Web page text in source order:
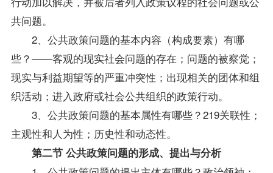
共问题。
2、公共政策问题的基本内容（构成要素）有哪
些？——客观的现实社会问题的存在；问题的被察觉；
现实与利益期望等的严重冲突性；出现相关的团体和组
织活动；进入政府或社会公共组织的政策行动。
3、公共政策问题的基本属性有哪些？219关联性；
主观性和人为性；历史性和动态性。
第二节 公共政策问题的形成、提出与分析